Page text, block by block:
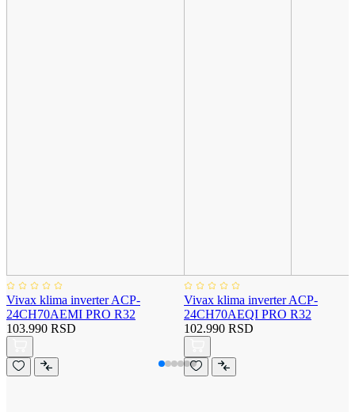
Vivax klima inverter ACP-
24CH70AEMI PRO R32
103.990 RSD
Vivax klima inverter ACP-
24CH70AEQI PRO R32
102.990 RSD